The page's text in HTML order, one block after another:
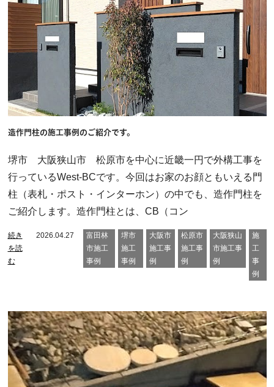
造作門柱の施工事例のご紹介です。
堺市 大阪狭山市 松原市を中心に近畿一円で外構工事を
行っているWest-BCです。今回はお家のお顔ともいえる門
柱（表札・ポスト・インターホン）の中でも、造作門柱を
ご紹介します。造作門柱とは、CB（コン
続き
を読
む
2026.04.27
富田林
市施工
事例
堺市
施工
事例
大阪市
施工事
例
松原市
施工事
例
大阪狭山
市施工事
例
施
工
事
例